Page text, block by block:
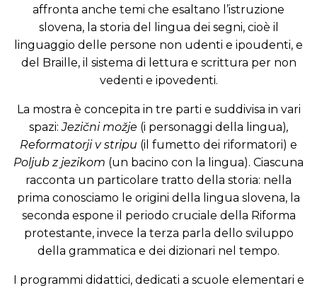
affronta anche temi che esaltano l’istruzione
slovena, la storia del lingua dei segni, cioè il
linguaggio delle persone non udenti e ipoudenti, e
del Braille, il sistema di lettura e scrittura per non
vedenti e ipovedenti.
La mostra è concepita in tre parti e suddivisa in vari
spazi:Jezični možje (i personaggi della lingua),
Reformatorji v stripu (il fumetto dei riformatori) e
Poljub z jezikom (un bacino con la lingua). Ciascuna
racconta un particolare tratto della storia: nella
prima conosciamo le origini della lingua slovena, la
seconda espone il periodo cruciale della Riforma
protestante, invece la terza parla dello sviluppo
della grammatica e dei dizionari nel tempo.
I programmi didattici, dedicati a scuole elementari e